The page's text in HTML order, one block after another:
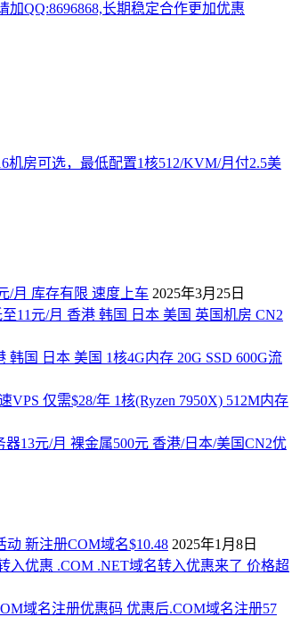
机房可选，最低配置1核512/KVM/月付2.5美
/月 库存有限 速度上车 2025年3月25日
至11元/月 香港 韩国 日本 美国 英国机房 CN2
国 日本 美国 1核4G内存 20G SSD 600G流
VPS 仅需$28/年 1核(Ryzen 7950X) 512M内存
器13元/月 裸金属500元 香港/日本/美国CN2优
动 新注册COM域名$10.48 2025年1月8日
入优惠 .COM .NET域名转入优惠来了 价格超
域名注册优惠码 优惠后.COM域名注册57